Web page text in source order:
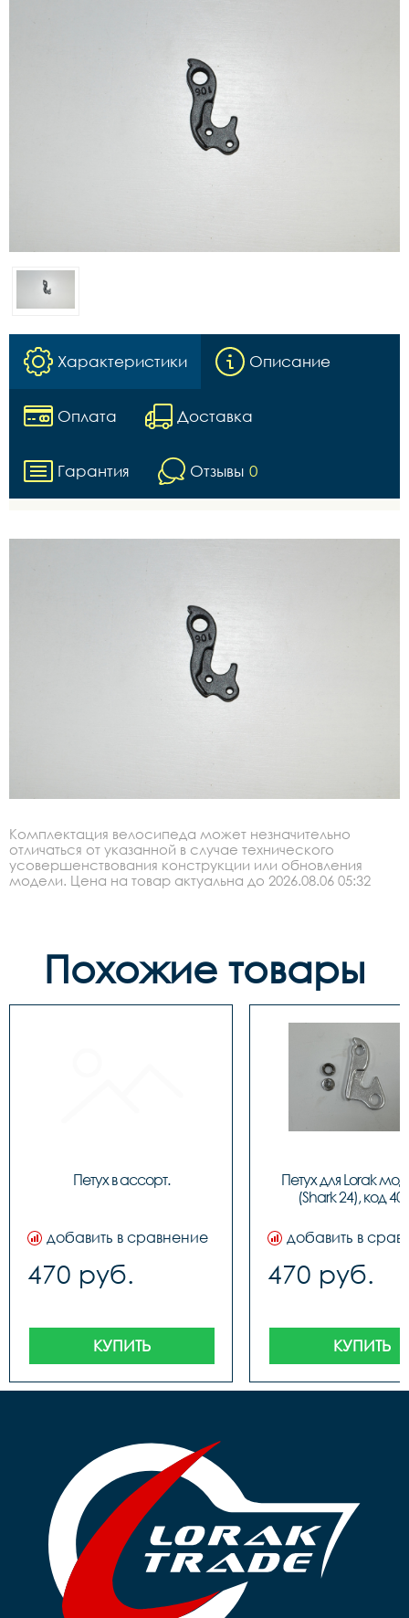
Характеристики Описание
Оплата Доставка
Гарантия Отзывы 0
Комплектация велосипеда может незначительно
отличаться от указанной в случае технического
усовершенствования конструкции или обновления
модели. Цена на товар актуальна до 2026.08.06 05:32
Похожие товары
Петух в ассорт.
добавить в сравнение
470 руб.
КУПИТЬ
Петух для Lorak
(Shark 24), код
добавить в
470 руб.
КУПИТЬ